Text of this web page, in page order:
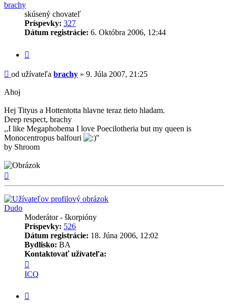
brachy
skúsený chovateľ
Príspevky: 327
Dátum registrácie: 6. Októbra 2006, 12:44
Príspevok
od užívateľa brachy » 9. Júla 2007, 21:25
Ahoj
Hej Tityus a Hottentotta hlavne teraz tieto hladam.
Deep respect, brachy
,,I like Megaphobema I love Poecilotheria but my queen is
Monocentropus balfouri
''
by Shroom
Dudo
Moderátor - škorpióny
Príspevky: 526
Dátum registrácie: 18. Júna 2006, 12:02
Bydlisko: BA
Kontaktovať užívateľa:
informácie
užívateľa
Dudo
ICQ